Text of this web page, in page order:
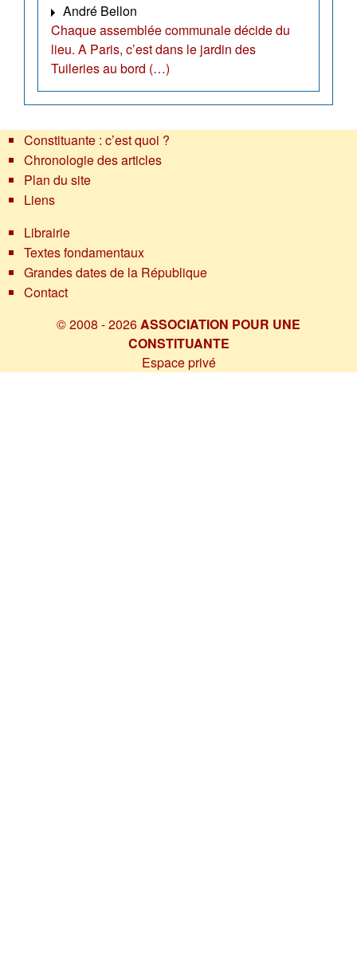
André Bellon
Chaque assemblée communale décide du
lieu. A Paris, c’est dans le jardin des
Tuileries au bord (…)
Constituante : c’est quoi ?
Chronologie des articles
Plan du site
Liens
Librairie
Textes fondamentaux
Grandes dates de la République
Contact
© 2008 - 2026ASSOCIATION POUR UNE
CONSTITUANTE
Espace privé